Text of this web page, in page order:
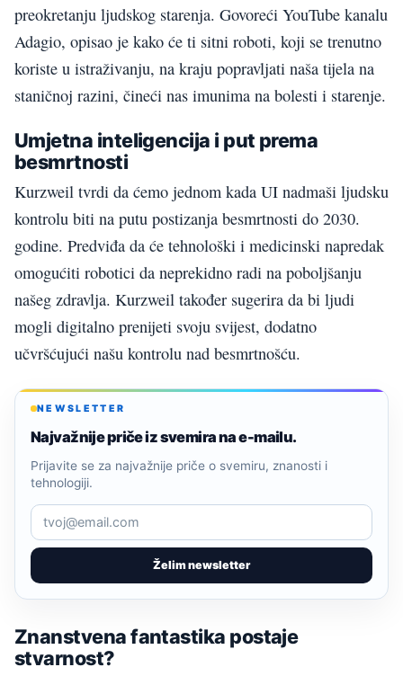
preokretanju ljudskog starenja. Govoreći YouTube kanalu
Adagio, opisao je kako će ti sitni roboti, koji se trenutno
koriste u istraživanju, na kraju popravljati naša tijela na
staničnoj razini, čineći nas imunima na bolesti i starenje.
Umjetna inteligencija i put prema
besmrtnosti
Kurzweil tvrdi da ćemo jednom kada UI nadmaši ljudsku
kontrolu biti na putu postizanja besmrtnosti do 2030.
godine. Predviđa da će tehnološki i medicinski napredak
omogućiti robotici da neprekidno radi na poboljšanju
našeg zdravlja. Kurzweil također sugerira da bi ljudi
mogli digitalno prenijeti svoju svijest, dodatno
učvršćujući našu kontrolu nad besmrtnošću.
NEWSLETTER
Najvažnije priče iz svemira na e-mailu.
Želim newsletter
Prijavite se za najvažnije priče o svemiru, znanosti i
tehnologiji.
Znanstvena fantastika postaje
stvarnost?